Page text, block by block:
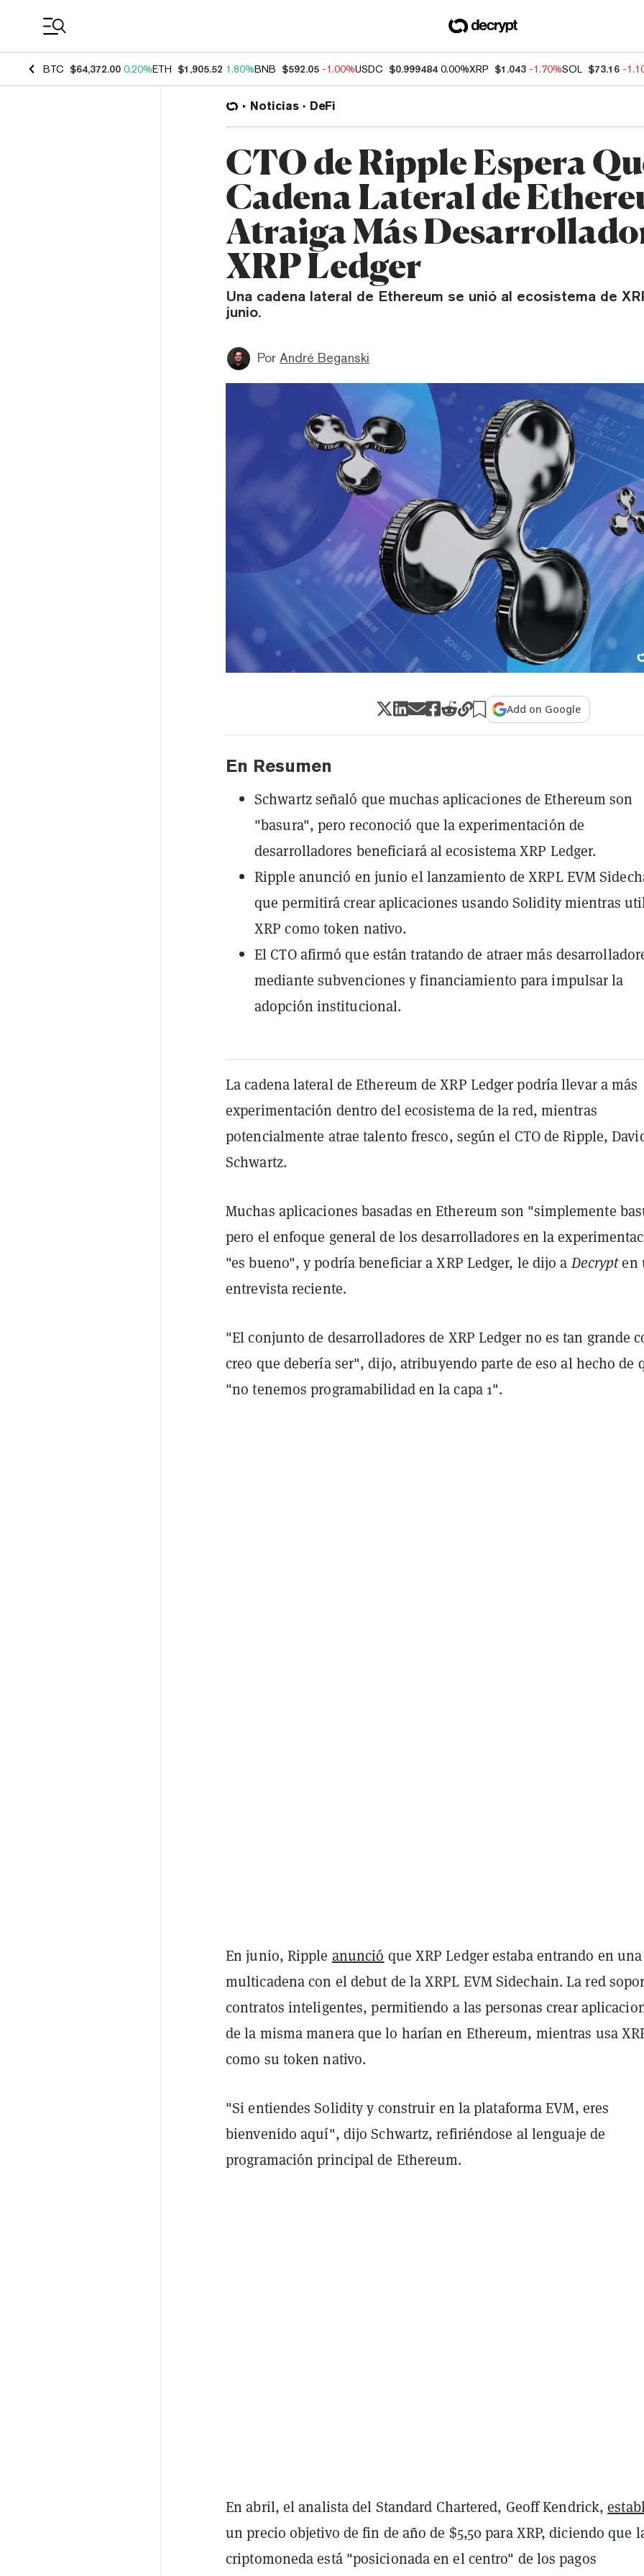
BTC $64,372.00 0.20%ETH $1,905.52 1.80%BNB $592.05 -1.00%USDC $0.999484 0.00%XRP $1.043 -1.70%SOL $73.16 -
Noticias DeFi
CTO de Ripple Espera
Cadena Lateral de
Atraiga Más
XRP Ledger
Una cadena lateral de Ethereum se unió al ecosistema de
junio.
Por André Beganski
Add on Google
En Resumen
Schwartz señaló que muchas aplicaciones de Ethereum son
"basura", pero reconoció que la experimentación de
desarrolladores beneficiará al ecosistema XRP Ledger.
Ripple anunció en junio el lanzamiento de XRPL EVM
que permitirá crear aplicaciones usando Solidity mientras
XRP como token nativo.
El CTO afirmó que están tratando de atraer más
mediante subvenciones y financiamiento para impulsar la
adopción institucional.
La cadena lateral de Ethereum de XRP Ledger podría llevar a más
experimentación dentro del ecosistema de la red, mientras
potencialmente atrae talento fresco, según el CTO de Ripple,
Schwartz.
Muchas aplicaciones basadas en Ethereum son "simplemente
pero el enfoque general de los desarrolladores en la
"es bueno", y podría beneficiar a XRP Ledger, le dijo aDecrypten
entrevista reciente.
"El conjunto de desarrolladores de XRP Ledger no es tan grande
creo que debería ser", dijo, atribuyendo parte de eso al hecho de
"no tenemos programabilidad en la capa 1".
En junio, Ripple anunció que XRP Ledger estaba entrando en
multicadena con el debut de la XRPL EVM Sidechain. La red
contratos inteligentes, permitiendo a las personas crear
de la misma manera que lo harían en Ethereum, mientras usa
como su token nativo.
"Si entiendes Solidity y construir en la plataforma EVM, eres
bienvenido aquí", dijo Schwartz, refiriéndose al lenguaje de
programación principal de Ethereum.
En abril, el analista del Standard Chartered, Geoff Kendrick,
un precio objetivo de fin de año de $5,50 para XRP, diciendo que
criptomoneda está "posicionada en el centro" de los pagos